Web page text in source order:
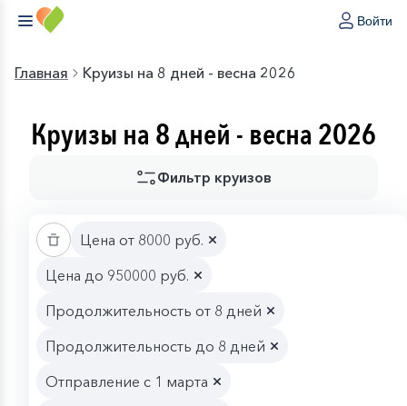
Войти
Главная Круизы на 8 дней - весна 2026
Круизы на 8 дней - весна 2026
Фильтр круизов
Цена от 8000 руб.
Цена до 950000 руб.
Продолжительность от 8 дней
Продолжительность до 8 дней
Отправление с 1 марта